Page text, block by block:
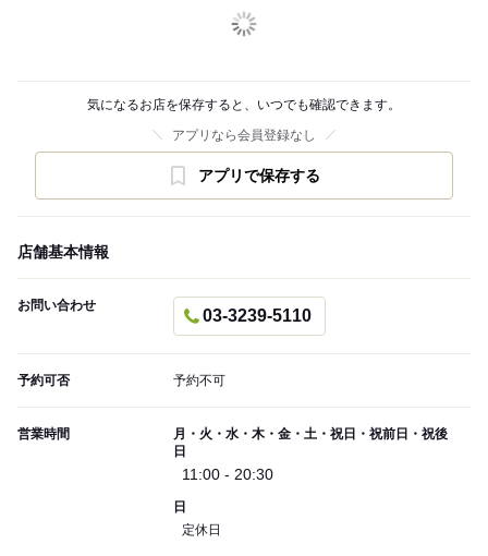
気になるお店を保存すると、いつでも確認できます。
アプリなら会員登録なし
アプリで保存する
店舗基本情報
お問い合わせ
03-3239-5110
予約可否 予約不可
営業時間
月・火・水・木・金・土・祝日・祝前日・祝後
日
11:00 - 20:30
日
定休日